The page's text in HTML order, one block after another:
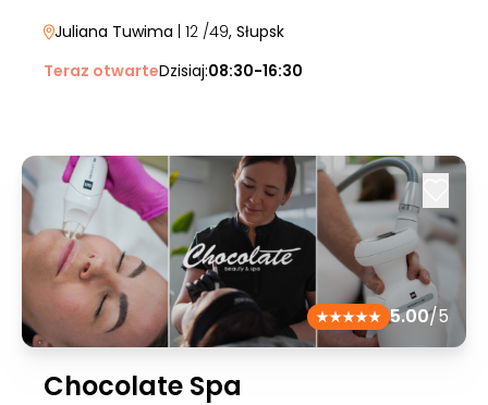
Juliana Tuwima | 12 /49, Słupsk
Teraz otwarteDzisiaj:08:30-16:30
5.00/5
Chocolate Spa